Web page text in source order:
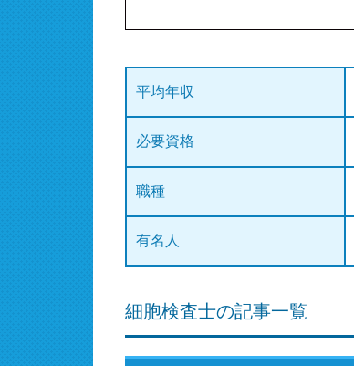
平均年収
必要資格
職種
有名人
細胞検査士の記事一覧